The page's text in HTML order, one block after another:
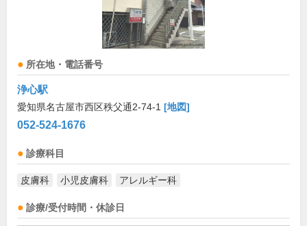
所在地・電話番号
浄心駅
愛知県名古屋市西区秩父通2-74-1 [地図]
052-524-1676
診療科目
皮膚科 小児皮膚科 アレルギー科
診療/受付時間・休診日